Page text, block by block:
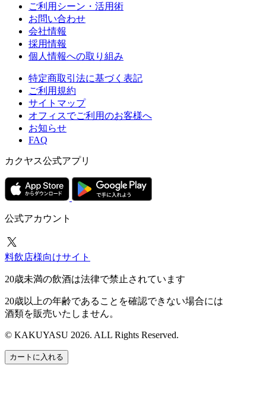
ご利用シーン・活用術
お問い合わせ
会社情報
採用情報
個人情報への取り組み
特定商取引法に基づく表記
ご利用規約
サイトマップ
オフィスでご利用のお客様へ
お知らせ
FAQ
カクヤス公式アプリ
公式アカウント
料飲店様向けサイト
20歳未満の飲酒は法律で禁止されています
20歳以上の年齢であることを確認できない場合には
酒類を販売いたしません。
© KAKUYASU 2026. ALL Rights Reserved.
カートに入れる